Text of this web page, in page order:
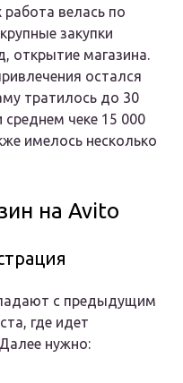
велась по
закупки
открытие магазина.
остался
тратилось до 30
чеке 15 000
имелось несколько
на Avito
с предыдущим
где идет
нужно: